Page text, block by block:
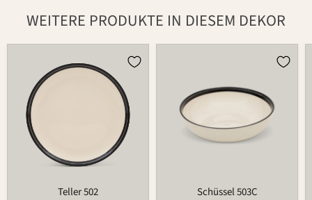
WEITERE PRODUKTE IN DIESEM DEKOR
Teller 502
Schüssel 503C